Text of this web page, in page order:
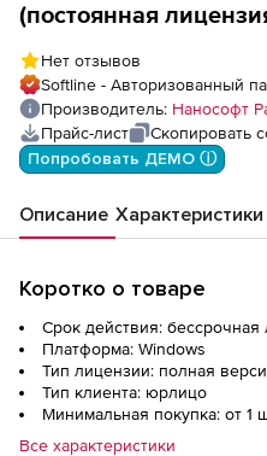
(постоянная
Нет отзывов
Softline - Авторизованный
Производитель: Нанософт
Прайс-лист
Скопировать
Попробовать ДЕМО ⓘ
Описание Характеристики
Коротко о товаре
Срок действия: бессрочная
Платформа: Windows
Тип лицензии: полная
Тип клиента: юрлицо
Минимальная покупка: от 1
Все характеристики